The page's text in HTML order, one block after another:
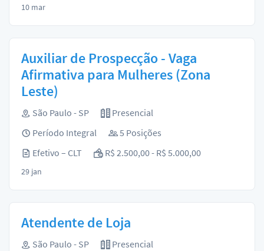
10 mar
Auxiliar de Prospecção - Vaga
Afirmativa para Mulheres (Zona
Leste)
São Paulo - SP
Presencial
Período Integral
5 Posições
Efetivo – CLT
R$ 2.500,00 - R$ 5.000,00
29 jan
Atendente de Loja
São Paulo - SP
Presencial